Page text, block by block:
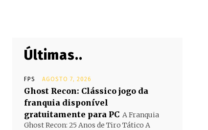
Últimas..
FPS AGOSTO 7, 2026
Ghost Recon: Clássico jogo da
franquia disponível
gratuitamente para PC A Franquia
Ghost Recon: 25 Anos de Tiro Tático A